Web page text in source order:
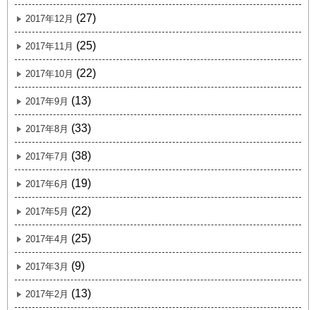
2017年12月 (27)
2017年11月 (25)
2017年10月 (22)
2017年9月 (13)
2017年8月 (33)
2017年7月 (38)
2017年6月 (19)
2017年5月 (22)
2017年4月 (25)
2017年3月 (9)
2017年2月 (13)